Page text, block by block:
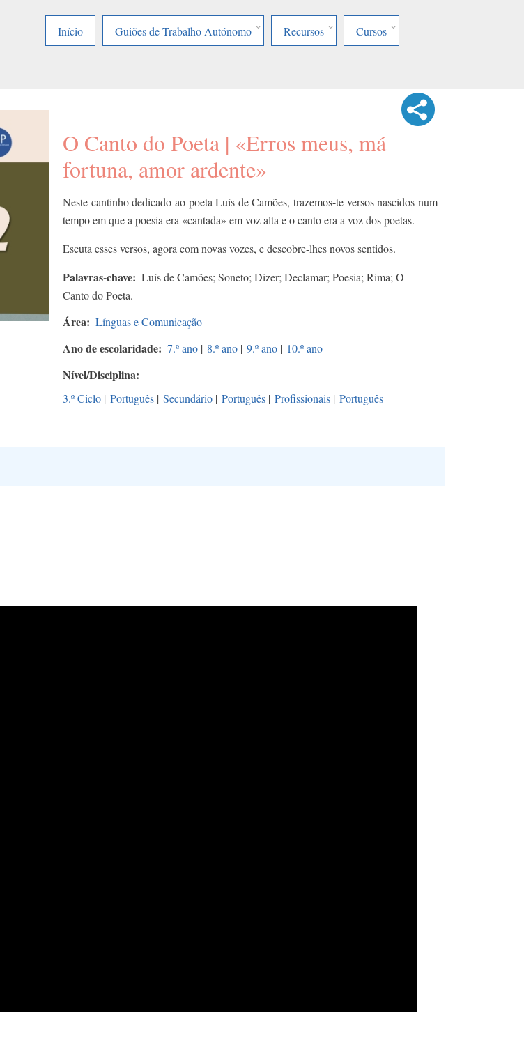
Início
Guiões de Trabalho Autónomo Recursos Cursos
O Canto do Poeta | «Erros meus, má
fortuna, amor ardente»
Neste cantinho dedicado ao poeta Luís de Camões, trazemos-te versos nascidos num
tempo em que a poesia era «cantada» em voz alta e o canto era a voz dos poetas.
Escuta esses versos, agora com novas vozes, e descobre-lhes novos sentidos.
Palavras-chave
Luís de Camões; Soneto; Dizer; Declamar; Poesia; Rima; O
Canto do Poeta.
Área Línguas e Comunicação
Ano de escolaridade 7.º ano | 8.º ano | 9.º ano | 10.º ano
Nível/Disciplina
3.º Ciclo | Português | Secundário | Português | Profissionais | Português